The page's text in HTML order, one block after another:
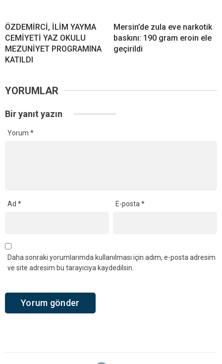
ÖZDEMİRCİ, İLİM YAYMA
CEMİYETİ YAZ OKULU
MEZUNİYET PROGRAMINA
KATILDI
Mersin’de zula eve narkotik
baskını: 190 gram eroin ele
geçirildi
YORUMLAR
Bir yanıt yazın
Yorum *
Ad * E-posta*
Daha sonraki yorumlarımda kullanılması için adım, e-posta adresim
ve site adresim bu tarayıcıya kaydedilsin.